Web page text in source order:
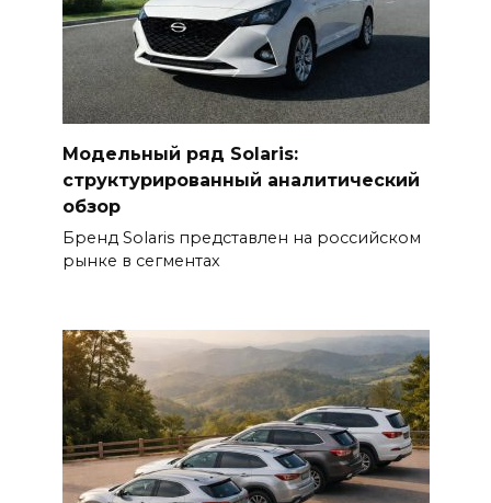
Модельный ряд Solaris:
структурированный аналитический
обзор
Бренд Solaris представлен на российском
рынке в сегментах